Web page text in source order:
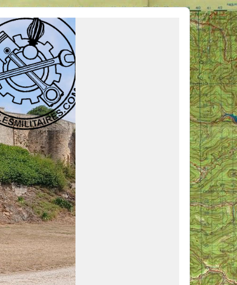
aide, ou simplement partager vos activités.